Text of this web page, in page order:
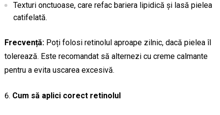
Texturi onctuoase, care refac bariera lipidică și lasă pielea
catifelată.
Frecvență:Poți folosi retinolul aproape zilnic, dacă pielea îl
tolerează. Este recomandat să alternezi cu creme calmante
pentru a evita uscarea excesivă.
Cum să aplici corect retinolul